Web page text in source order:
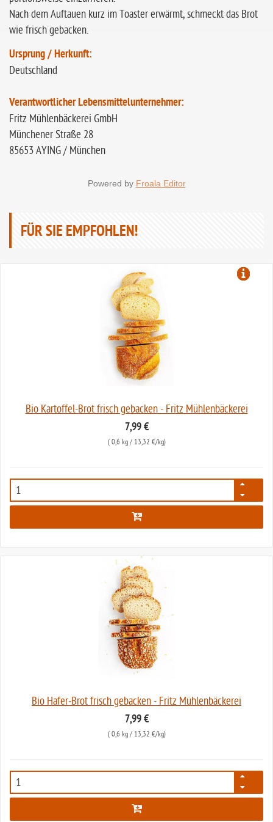
Nach dem Auftauen kurz im Toaster erwärmt, schmeckt das Brot
wie frisch gebacken.
Ursprung / Herkunft:
Deutschland
Verantwortlicher Lebensmittelunternehmer:
Fritz Mühlenbäckerei GmbH
Münchener Straße 28
85653 AYING / München
Powered by Froala Editor
FÜR SIE EMPFOHLEN!
Bio Kartoffel-Brot frisch gebacken - Fritz Mühlenbäckerei
7,99 €
( 0,6 kg/ 13,32 €/kg)
594
Bio Hafer-Brot frisch gebacken - Fritz Mühlenbäckerei
7,99 €
( 0,6 kg/ 13,32 €/kg)
1134